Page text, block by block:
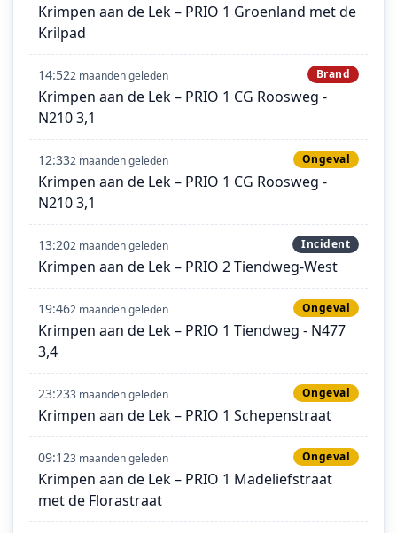
Krimpen aan de Lek – PRIO 1 Groenland met de
Krilpad
14:522 maanden geleden Brand
Krimpen aan de Lek – PRIO 1 CG Roosweg -
N210 3,1
12:332 maanden geleden Ongeval
Krimpen aan de Lek – PRIO 1 CG Roosweg -
N210 3,1
13:202 maanden geleden Incident
Krimpen aan de Lek – PRIO 2 Tiendweg-West
19:462 maanden geleden Ongeval
Krimpen aan de Lek – PRIO 1 Tiendweg - N477
3,4
23:233 maanden geleden Ongeval
Krimpen aan de Lek – PRIO 1 Schepenstraat
09:123 maanden geleden Ongeval
Krimpen aan de Lek – PRIO 1 Madeliefstraat
met de Florastraat